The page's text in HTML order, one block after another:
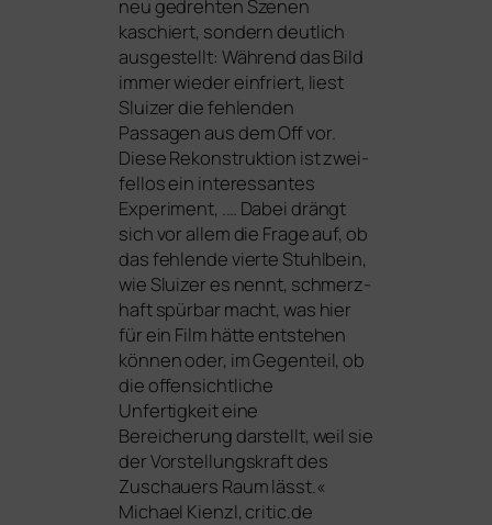
neu gedreh­ten Szenen
kaschiert, son­dern deut­lich
aus­ge­stellt: Während das Bild
immer wie­der ein­friert, liest
Sluizer die feh­len­den
Passagen aus dem Off vor.
Diese Rekonstruktion ist zwei­
fel­los ein inter­es­san­tes
Experiment, .… Dabei drängt
sich vor allem die Frage auf, ob
das feh­len­de vier­te Stuhlbein,
wie Sluizer es nennt, schmerz­
haft spür­bar macht, was hier
für ein Film hät­te ent­ste­hen
kön­nen oder, im Gegenteil, ob
die offen­sicht­li­che
Unfertigkeit eine
Bereicherung dar­stellt, weil sie
der Vorstellungskraft des
Zuschauers Raum lässt.«
Michael Kienzl, critic.de